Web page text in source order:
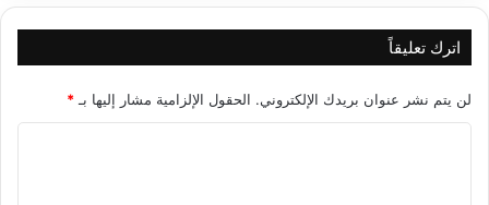
اترك تعليقاً
لن يتم نشر عنوان بريدك الإلكتروني. الحقول الإلزامية مشار إليها بـ *